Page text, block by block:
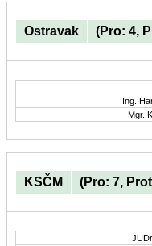
Ostravak (Pro: 4,
Ing.
Mgr.
KSČM (Pro: 7,